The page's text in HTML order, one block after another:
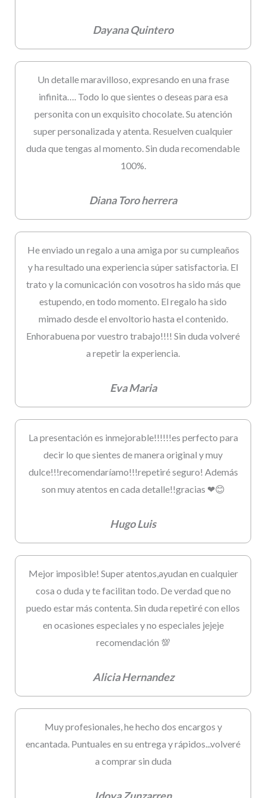
Dayana Quintero
Un detalle maravilloso, expresando en una frase
infinita…. Todo lo que sientes o deseas para esa
personita con un exquisito chocolate. Su atención
super personalizada y atenta. Resuelven cualquier
duda que tengas al momento. Sin duda recomendable
100%.
Diana Toro herrera
He enviado un regalo a una amiga por su cumpleaños
y ha resultado una experiencia súper satisfactoria. El
trato y la comunicación con vosotros ha sido más que
estupendo, en todo momento. El regalo ha sido
mimado desde el envoltorio hasta el contenido.
Enhorabuena por vuestro trabajo!!!! Sin duda volveré
a repetir la experiencia.
Eva Maria
La presentación es inmejorable!!!!!!es perfecto para
decir lo que sientes de manera original y muy
dulce!!!recomendaríamo!!!repetiré seguro! Además
son muy atentos en cada detalle!!gracias ❤😊
Hugo Luis
Mejor imposible! Super atentos,ayudan en cualquier
cosa o duda y te facilitan todo. De verdad que no
puedo estar más contenta. Sin duda repetiré con ellos
en ocasiones especiales y no especiales jejeje
recomendación 💯
Alicia Hernandez
Muy profesionales, he hecho dos encargos y
encantada. Puntuales en su entrega y rápidos...volveré
a comprar sin duda